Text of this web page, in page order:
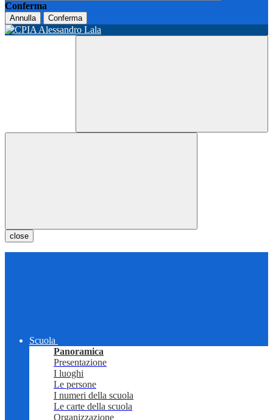
Conferma
Annulla Conferma
close
Scuola
Panoramica
Presentazione
I luoghi
Le persone
I numeri della scuola
Le carte della scuola
Organizzazione